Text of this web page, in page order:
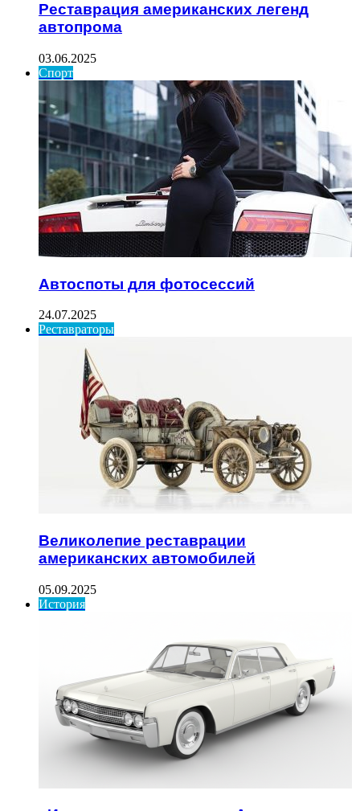
Реставрация американских легенд
автопрома
03.06.2025
Спорт
Автоспоты для фотосессий
24.07.2025
Реставраторы
Великолепие реставрации
американских автомобилей
05.09.2025
История